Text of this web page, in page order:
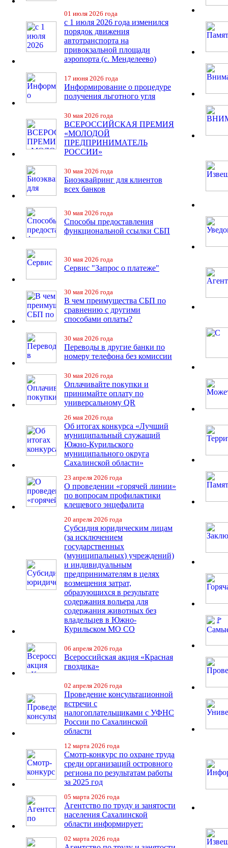
01 июля 2026 года
с 1 июля 2026 года изменился
порядок движения
автотранспорта на
привокзальной площади
аэропорта (с. Менделеево)
17 июня 2026 года
Информирование о процедуре
получения льготного угля
30 мая 2026 года
ВСЕРОССИЙСКАЯ ПРЕМИЯ
«МОЛОДОЙ
ПРЕДПРИНИМАТЕЛЬ
РОССИИ»
30 мая 2026 года
Биоэквайринг для клиентов
всех банков
30 мая 2026 года
Способы предоставления
функциональной ссылки СБП
30 мая 2026 года
Сервис "Запрос о платеже"
30 мая 2026 года
В чем преимущества СБП по
сравнению с другими
способами оплаты?
30 мая 2026 года
Переводы в другие банки по
номеру телефона без комиссии
30 мая 2026 года
Оплачивайте покупки и
принимайте оплату по
универсальному QR
26 мая 2026 года
Об итогах конкурса «Лучший
муниципальный служащий
Южно-Курильского
муниципального округа
Сахалинской области»
23 апреля 2026 года
О проведении «горячей линии»
по вопросам профилактики
клещевого энцефалита
20 апреля 2026 года
Субсидия юридическим лицам
(за исключением
государственных
(муниципальных) учреждений)
и индивидуальным
предпринимателям в целях
возмещения затрат,
образующихся в результате
содержания вольера для
содержания животных без
владельцев в Южно-
Курильском МО СО
06 апреля 2026 года
Всероссийская акция «Красная
гвоздика»
02 апреля 2026 года
Проведение консультационной
встречи с
налогоплательщиками с УФНС
России по Сахалинской
области
12 марта 2026 года
Смотр-конкурс по охране труда
среди организаций островного
региона по результатам работы
за 2025 год
05 марта 2026 года
Агентство по труду и занятости
населения Сахалинской
области информирует:
02 марта 2026 года